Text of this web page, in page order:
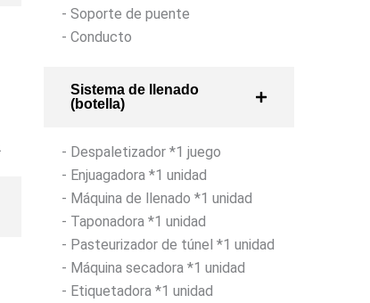
- Soporte de puente
- Conducto
Sistema de llenado
(botella)
- Despaletizador *1 juego
- Enjuagadora *1 unidad
- Máquina de llenado *1 unidad
- Taponadora *1 unidad
- Pasteurizador de túnel *1 unidad
- Máquina secadora *1 unidad
- Etiquetadora *1 unidad